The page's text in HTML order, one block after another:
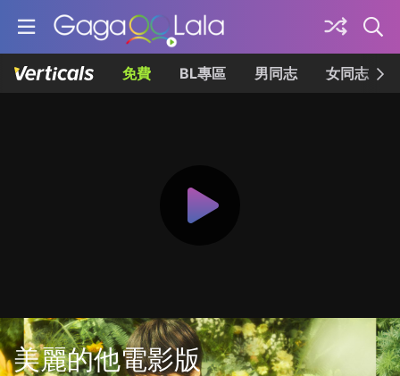
免費 BL專區 男同志 女同志
美麗的他電影版